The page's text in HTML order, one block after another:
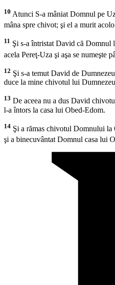
10 Atunci S-a mâniat Domnul pe
mâna spre chivot; şi el a murit
11 Şi s-a întristat David că Domnul
acela Pereţ-Uza şi aşa se numeşte
12 Şi s-a temut David de
duce la mine chivotul lui
13 De aceea nu a dus David
l-a întors la casa lui Obed-Edom.
14 Şi a rămas chivotul Domnului
şi a binecuvântat Domnul casa lui